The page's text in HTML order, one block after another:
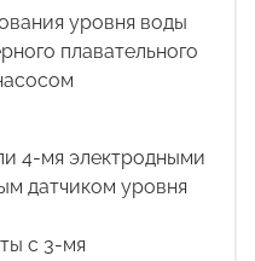
уровня воды
плавательного
4-мя электродными
датчиком уровня
с 3-мя